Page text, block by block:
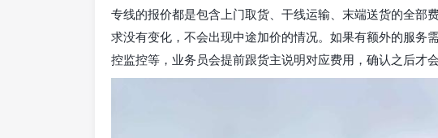
专线的报价都是包含上门取货、干线运输、末端送货的全部
求没有变化，不会出现中途加价的情况。如果有额外的服务
控监控等，业务员会提前跟货主说明对应费用，确认之后才